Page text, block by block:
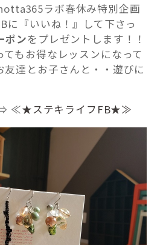
ラボ春休み特別企画
に『いいね！』して下さっ
ポンをプレゼントします！！
もお得なレッスンになって
友達とお子さんと・・遊びに
⇒ ≪★ステキライフFB★≫